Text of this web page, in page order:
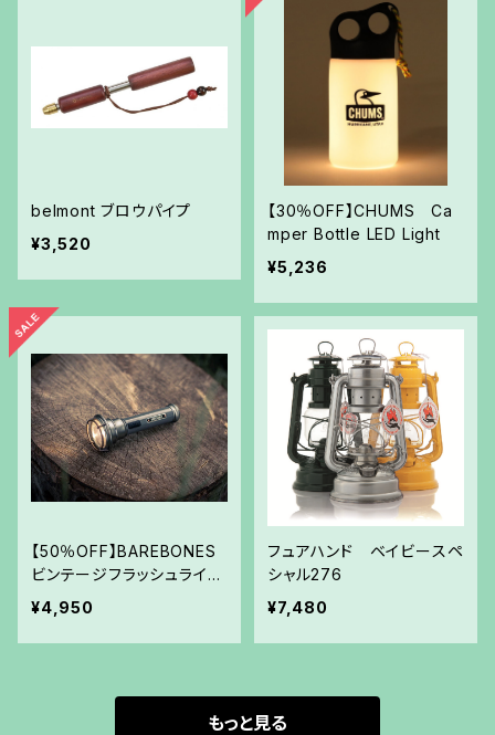
belmont ブロウパイプ
¥3,520
【30％OFF】CHUMS Ca
mper Bottle LED Light
¥5,236
【50％OFF】BAREBONES
ビンテージフラッシュライト
LED
¥4,950
フュアハンド ベイビースペ
シャル276
¥7,480
もっと見る